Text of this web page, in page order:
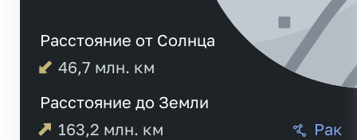
Расстояние от Солнца
46,7 млн. км
Расстояние до Земли
163,2 млн. км Рак